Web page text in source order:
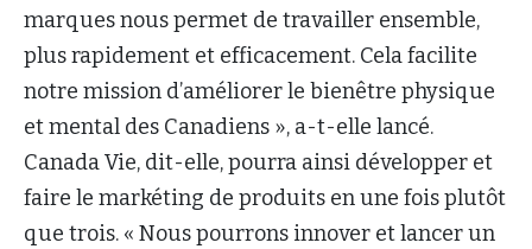
marques nous permet de travailler ensemble,
plus rapidement et efficacement. Cela facilite
notre mission d’améliorer le bienêtre physique
et mental des Canadiens », a-t-elle lancé.
Canada Vie, dit-elle, pourra ainsi développer et
faire le markéting de produits en une fois plutôt
que trois. « Nous pourrons innover et lancer un